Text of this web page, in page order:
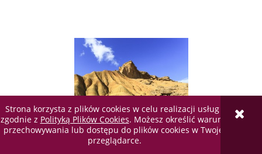
Strona korzysta z plików cookies w celu realizacji usług i
zgodnie z Polityką Plików Cookies. Możesz określić warunki
przechowywania lub dostępu do plików cookies w Twojej
przeglądarce.